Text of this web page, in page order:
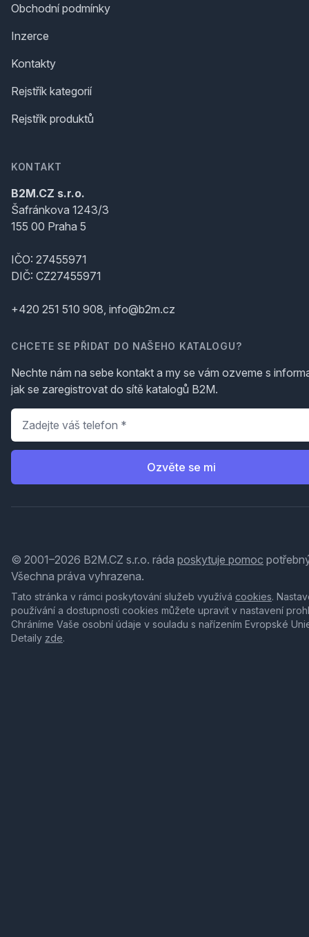
Obchodní podmínky
Inzerce
Kontakty
Rejstřík kategorií
Rejstřík produktů
KONTAKT
B2M.CZ s.r.o.
Šafránkova 1243/3
155 00 Praha 5
IČO: 27455971
DIČ: CZ27455971
+420 251 510 908, info@b2m.cz
CHCETE SE PŘIDAT DO NAŠEHO KATALOGU?
Nechte nám na sebe kontakt a my se vám ozveme s
jak se zaregistrovat do sítě katalogů B2M.
Telefon
Ozvěte se mi
© 2001–2026 B2M.CZ s.r.o. ráda poskytuje pomoc
Všechna práva vyhrazena.
Tato stránka v rámci poskytování služeb využívá cookies.
používání a dostupnosti cookies můžete upravit v nastavení
Chráníme Vaše osobní údaje v souladu s nařízením Evropské
Detaily zde.